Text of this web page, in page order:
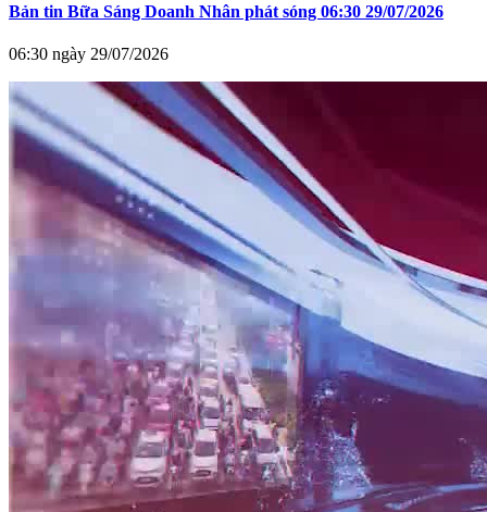
Bản tin Bữa Sáng Doanh Nhân phát sóng 06:30 29/07/2026
06:30 ngày 29/07/2026